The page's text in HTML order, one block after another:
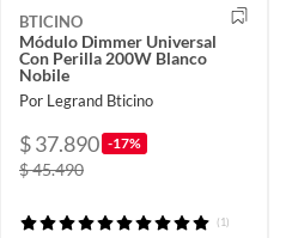
BTICINO
Módulo Dimmer Universal
Con Perilla 200W Blanco
Nobile
Por Legrand Bticino
$ 37.890 -17%
$ 45.490
(1)